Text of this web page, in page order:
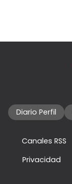
Diario Perfil
Canales RSS
Privacidad